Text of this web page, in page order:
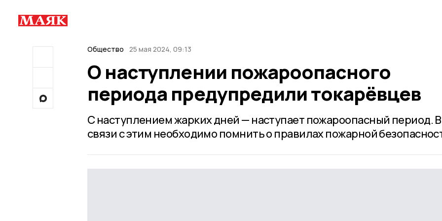
Общество 25 мая 2024, 09:13
О наступлении пожароопасного
периода предупредили токарёвцев
С наступлением жарких дней — наступает пожароопасный период. В
связи с этим необходимо помнить о правилах пожарной